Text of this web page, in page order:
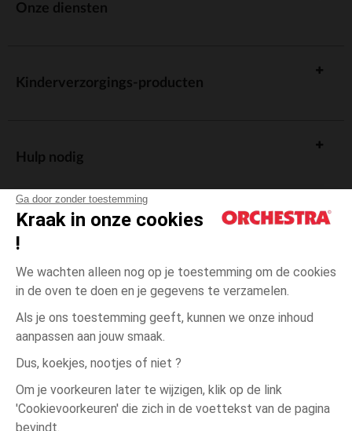
Ga door zonder toestemming
Kraak in onze cookies
!
We wachten alleen nog op je toestemming om de cookies
in de oven te doen en je gegevens te verzamelen.
Als je ons toestemming geeft, kunnen we onze inhoud
aanpassen aan jouw smaak.
Dus, koekjes, nootjes of niet ?
Om je voorkeuren later te wijzigen, klik op de link
'Cookievoorkeuren' die zich in de voettekst van de pagina
bevindt.
Ecru Ecru
3
Onze diensten
Kinderverzorgings-producten
Hulp nodig
Algemene verkoopsvoorwaarden
Wettelijke bepalingen
Persoonsgegevens